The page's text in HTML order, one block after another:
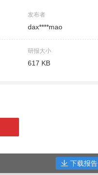
发布者
dax****mao
研报大小
617 KB
下载报告